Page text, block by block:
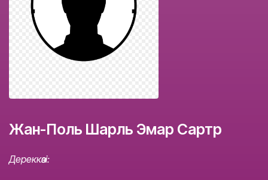
Жан-Поль Шарль Эмар Сартр
Дереккөзі: